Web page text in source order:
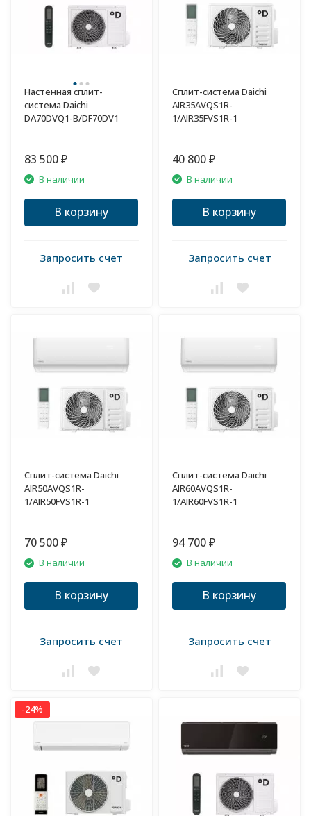
Настенная сплит-
система Daichi
DA70DVQ1-B/DF70DV1
83 500 ₽
В наличии
В корзину
Запросить счет
Сплит-система Daichi
AIR35AVQS1R-
1/AIR35FVS1R-1
40 800 ₽
В наличии
В корзину
Запросить счет
Сплит-система Daichi
AIR50AVQS1R-
1/AIR50FVS1R-1
70 500 ₽
В наличии
В корзину
Запросить счет
Сплит-система Daichi
AIR60AVQS1R-
1/AIR60FVS1R-1
94 700 ₽
В наличии
В корзину
Запросить счет
-24%